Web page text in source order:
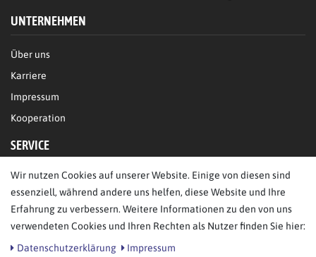
UNTERNEHMEN
Über uns
Karriere
Impressum
Kooperation
SERVICE
FAQ/Hilfe
Datenschutz
AGB
Wir nutzen Cookies auf unserer Website. Einige von diesen sind
essenziell, während andere uns helfen, diese Website und Ihre
Erfahrung zu verbessern. Weitere Informationen zu den von uns
verwendeten Cookies und Ihren Rechten als Nutzer finden Sie hier:
Daten­schutz­erklärung
Impressum